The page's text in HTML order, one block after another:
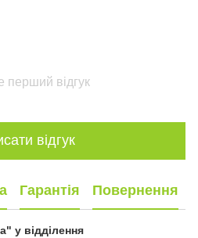
перший відгук
відгук
Гарантія Повернення
у відділення